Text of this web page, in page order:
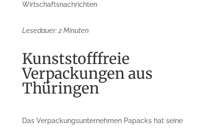
Wirtschaftsnachrichten
Lesedauer: 2 Minuten
Kunststofffreie
Verpackungen aus
Thüringen
Das Verpackungsunternehmen Papacks hat seine